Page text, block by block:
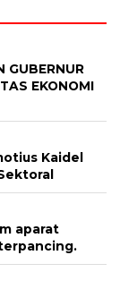
GUBERNUR
EKONOMI
Kaidel
aparat